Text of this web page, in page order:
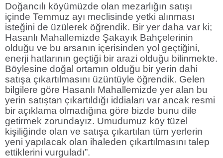
Doğancılı köyümüzde olan mezarlığın satışı
içinde Temmuz ayı meclisinde yetki alınması
isteğini de üzülerek öğrendik. Bir yer daha var ki;
Hasanlı Mahallemizde Şakayık Bahçelerinin
olduğu ve bu arsanın içerisinden yol geçtiğini,
enerji hatlarının geçtiği bir arazi olduğu bilinmekte.
Böylesine doğal ortamın olduğu bir yerin dahi
satışa çıkartılmasını üzüntüyle öğrendik. Gelen
bilgilere göre Hasanlı Mahallemizde yer alan bu
yerin satıştan çıkartıldığı iddiaları var ancak resmi
bir açıklama olmadığına göre bizde bunu dile
getirmek zorundayız. Umudumuz köy tüzel
kişiliğinde olan ve satışa çıkartılan tüm yerlerin
yeni yapılacak olan ihaleden çıkartılmasını talep
ettiklerini vurguladı”.